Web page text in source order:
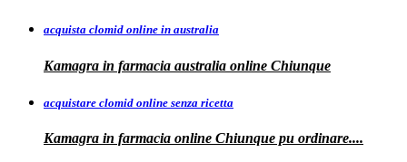
acquista clomid online in australia
Kamagra in farmacia australia online Chiunque
acquistare clomid online senza ricetta
Kamagra in farmacia online Chiunque pu ordinare....